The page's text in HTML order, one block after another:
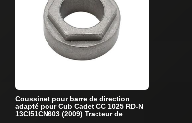
Coussinet pour barre de direction
adapté pour Cub Cadet CC 1025 RD-N
13CI51CN603 (2009) Tracteur de